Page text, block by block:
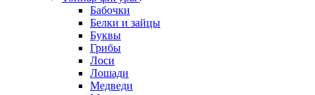
Бабочки
Белки и зайцы
Буквы
Грибы
Лоси
Лошади
Медведи